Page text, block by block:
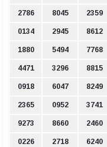
2786 8045 2359
0134 2945 8612
1880 5494 7768
4471 3296 8815
0918 6047 8249
2365 0952 3741
9273 8660 2460
0226 2718 6240